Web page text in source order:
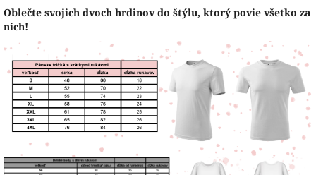
Oblečte svojich dvoch hrdinov do štýlu, ktorý povie všetko za
nich!